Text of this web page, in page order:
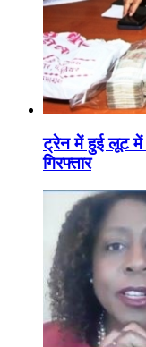
ट्रेन में हुई लूट
गिरफ्तार